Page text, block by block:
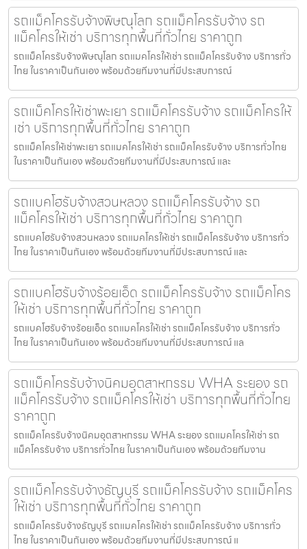
รถแม็คโครรับจ้างพิษณุโลก รถแม็คโครรับจ้าง รถ
แม็คโครให้เช่า บริการทุกพื้นที่ทั่วไทย ราคาถูก
รถแม็คโครรับจ้างพิษณุโลก รถแมคโครให้เช่า รถแม็คโครรับจ้าง บริการทั่ว
ไทย ในราคาเป็นกันเอง พร้อมด้วยทีมงานที่มีประสบการณ์
รถแม็คโครให้เช่าพะเยา รถแม็คโครรับจ้าง รถแม็คโครให้
เช่า บริการทุกพื้นที่ทั่วไทย ราคาถูก
รถแม็คโครให้เช่าพะเยา รถแมคโครให้เช่า รถแม็คโครรับจ้าง บริการทั่วไทย
ในราคาเป็นกันเอง พร้อมด้วยทีมงานที่มีประสบการณ์ และ
รถแบคโฮรับจ้างสวนหลวง รถแม็คโครรับจ้าง รถ
แม็คโครให้เช่า บริการทุกพื้นที่ทั่วไทย ราคาถูก
รถแบคโฮรับจ้างสวนหลวง รถแมคโครให้เช่า รถแม็คโครรับจ้าง บริการทั่ว
ไทย ในราคาเป็นกันเอง พร้อมด้วยทีมงานที่มีประสบการณ์ และ
รถแบคโฮรับจ้างร้อยเอ็ด รถแม็คโครรับจ้าง รถแม็คโคร
ให้เช่า บริการทุกพื้นที่ทั่วไทย ราคาถูก
รถแบคโฮรับจ้างร้อยเอ็ด รถแมคโครให้เช่า รถแม็คโครรับจ้าง บริการทั่ว
ไทย ในราคาเป็นกันเอง พร้อมด้วยทีมงานที่มีประสบการณ์ แล
รถแม็คโครรับจ้างนิคมอุตสาหกรรม WHA ระยอง รถ
แม็คโครรับจ้าง รถแม็คโครให้เช่า บริการทุกพื้นที่ทั่วไทย
ราคาถูก
รถแม็คโครรับจ้างนิคมอุตสาหกรรม WHA ระยอง รถแมคโครให้เช่า รถ
แม็คโครรับจ้าง บริการทั่วไทย ในราคาเป็นกันเอง พร้อมด้วยทีมงาน
รถแม็คโครรับจ้างธัญบุรี รถแม็คโครรับจ้าง รถแม็คโคร
ให้เช่า บริการทุกพื้นที่ทั่วไทย ราคาถูก
รถแม็คโครรับจ้างธัญบุรี รถแมคโครให้เช่า รถแม็คโครรับจ้าง บริการทั่ว
ไทย ในราคาเป็นกันเอง พร้อมด้วยทีมงานที่มีประสบการณ์ แ